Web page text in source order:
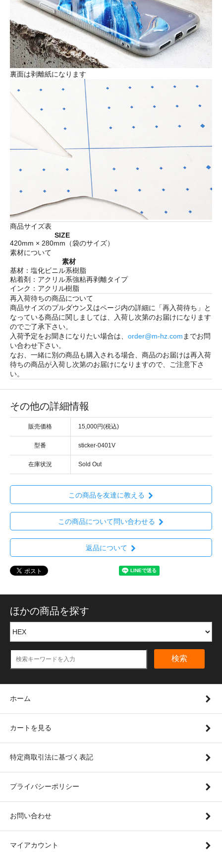
裏面は剥離紙になります
商品サイズ表
SIZE
420mm × 280mm（袋のサイズ）
素材について
素材
基材：塩化ビニル系樹脂
粘着剤：アクリル系強粘再剥離タイプ
インク：アクリル樹脂
再入荷待ちの商品について
商品サイズのプルダウン又はページ内の詳細に「再入荷待ち 」と
なっている商品に関しましては、入荷し次第のお届けになります
のでご了承下さい。
入荷予定をお聞きになりたい場合は、 order@m-hz.comまでお問
い合わせ下さい。
なお、一緒に別の商品も購入される場合、商品のお届けは再入荷
待ちの商品が入荷し次第のお届けになりますので、ご注意下さ
い。
その他の詳細情報
販売価格 15,000円(税込)
型番 sticker-0401V
在庫状況 Sold Out
この商品を友達に教える
この商品について問い合わせる
返品について
ほかの商品を探す
検索
ホーム
カートを見る
特定商取引法に基づく表記
プライバシーポリシー
お問い合わせ
マイアカウント